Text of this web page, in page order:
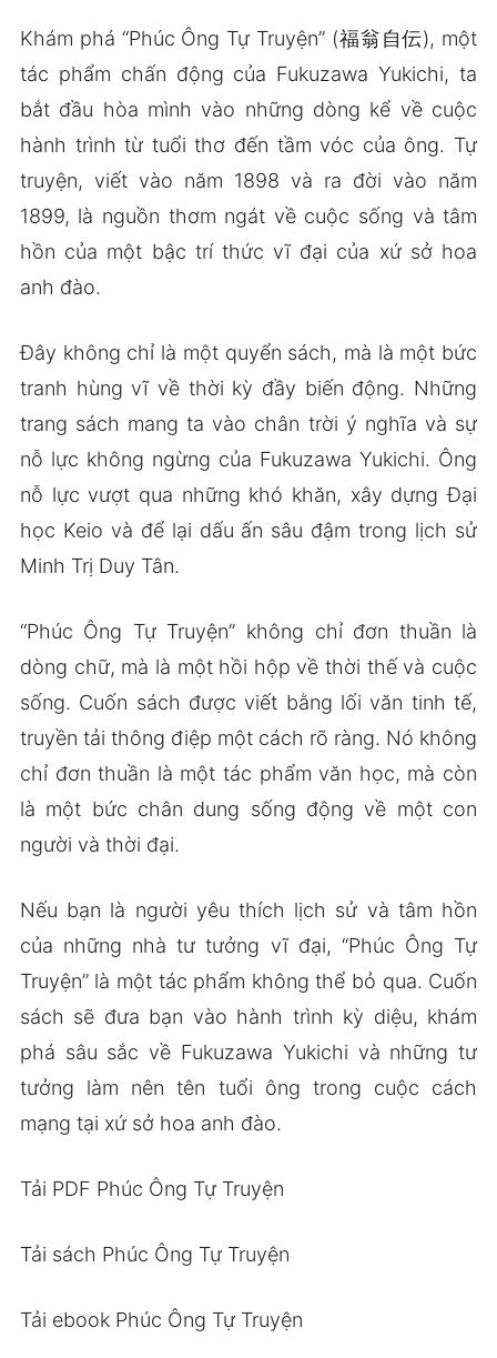
Khám phá “Phúc Ông Tự Truyện” (福翁自伝), một
tác phẩm chấn động của Fukuzawa Yukichi, ta
bắt đầu hòa mình vào những dòng kể về cuộc
hành trình từ tuổi thơ đến tầm vóc của ông. Tự
truyện, viết vào năm 1898 và ra đời vào năm
1899, là nguồn thơm ngát về cuộc sống và tâm
hồn của một bậc trí thức vĩ đại của xứ sở hoa
anh đào.
Đây không chỉ là một quyển sách, mà là một bức
tranh hùng vĩ về thời kỳ đầy biến động. Những
trang sách mang ta vào chân trời ý nghĩa và sự
nỗ lực không ngừng của Fukuzawa Yukichi. Ông
nỗ lực vượt qua những khó khăn, xây dựng Đại
học Keio và để lại dấu ấn sâu đậm trong lịch sử
Minh Trị Duy Tân.
“Phúc Ông Tự Truyện” không chỉ đơn thuần là
dòng chữ, mà là một hồi hộp về thời thế và cuộc
sống. Cuốn sách được viết bằng lối văn tinh tế,
truyền tải thông điệp một cách rõ ràng. Nó không
chỉ đơn thuần là một tác phẩm văn học, mà còn
là một bức chân dung sống động về một con
người và thời đại.
Nếu bạn là người yêu thích lịch sử và tâm hồn
của những nhà tư tưởng vĩ đại, “Phúc Ông Tự
Truyện” là một tác phẩm không thể bỏ qua. Cuốn
sách sẽ đưa bạn vào hành trình kỳ diệu, khám
phá sâu sắc về Fukuzawa Yukichi và những tư
tưởng làm nên tên tuổi ông trong cuộc cách
mạng tại xứ sở hoa anh đào.
Tải PDF Phúc Ông Tự Truyện
Tải sách Phúc Ông Tự Truyện
Tải ebook Phúc Ông Tự Truyện